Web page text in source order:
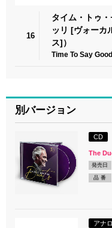
16
タイム・トゥ
ッリ [ヴォー
ス]）
Time To Say
別バージョン
CD
The
発売日
品 番
アナ